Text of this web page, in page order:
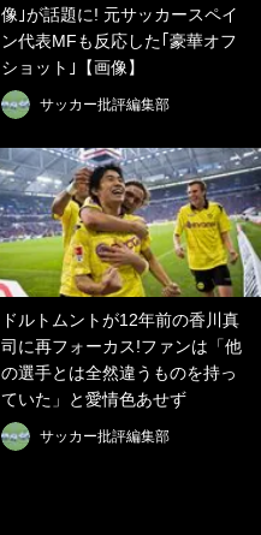
像｣が話題に! 元サッカースペイ
ン代表MFも反応した｢豪華オフ
ショット｣【画像】
サッカー批評編集部
ドルトムントが12年前の香川真
司に再フォーカス!ファンは「他
の選手とは全然違うものを持っ
ていた」と愛情色あせず
サッカー批評編集部